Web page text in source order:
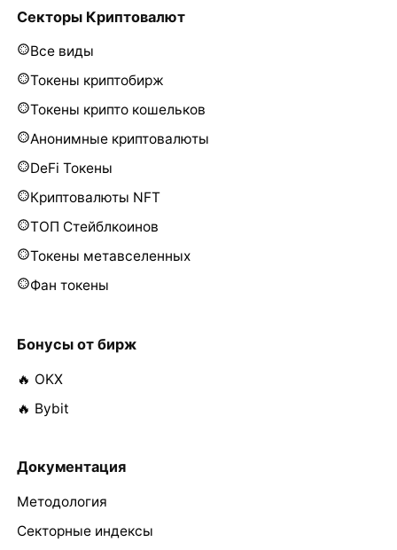
Секторы Криптовалют
Все виды
Токены криптобирж
Токены крипто кошельков
Анонимные криптовалюты
DeFi Токены
Криптовалюты NFT
ТОП Стейблкоинов
Токены метавселенных
Фан токены
Бонусы от бирж
🔥 OKX
🔥 Bybit
Документация
Методология
Секторные индексы